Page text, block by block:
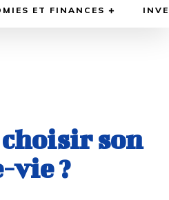
ET FINANCES
son
vie ?